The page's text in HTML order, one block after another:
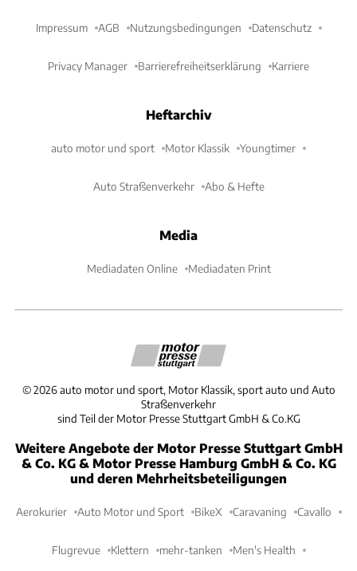
Impressum AGB Nutzungsbedingungen Datenschutz
Privacy Manager Barrierefreiheitserklärung Karriere
Heftarchiv
auto motor und sport Motor Klassik Youngtimer
Auto Straßenverkehr Abo & Hefte
Media
Mediadaten Online Mediadaten Print
©2026 auto motor und sport, Motor Klassik, sport auto und Auto
Straßenverkehr
sind Teil der Motor Presse Stuttgart GmbH & Co.KG
Weitere Angebote der Motor Presse Stuttgart GmbH
& Co. KG & Motor Presse Hamburg GmbH & Co. KG
und deren Mehrheitsbeteiligungen
Aerokurier Auto Motor und Sport BikeX Caravaning Cavallo
Flugrevue Klettern mehr-tanken Men's Health